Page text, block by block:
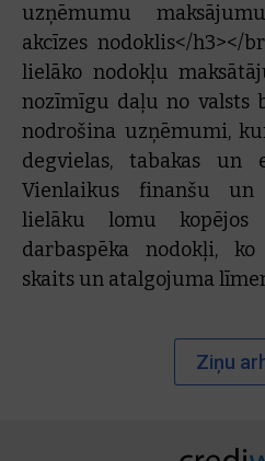
uzņēmumu
akcīzes nodoklis</h3></
lielāko nodokļu
nozīmīgu daļu no valsts
nodrošina uzņēmumi,
degvielas, tabakas un
Vienlaikus finanšu un
lielāku lomu kopējos
darbaspēka nodokļi,
skaits un atalgojuma
Ziņu